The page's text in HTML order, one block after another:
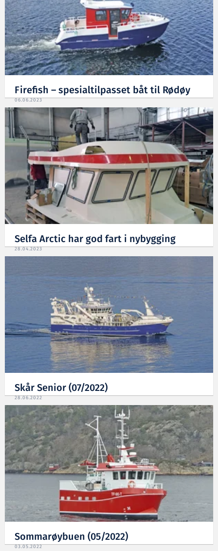
Firefish – spesialtilpasset båt til Rødøy
06.06.2023
Selfa Arctic har god fart i nybygging
28.04.2023
Skår Senior (07/2022)
28.06.2022
Sommarøybuen (05/2022)
03.05.2022